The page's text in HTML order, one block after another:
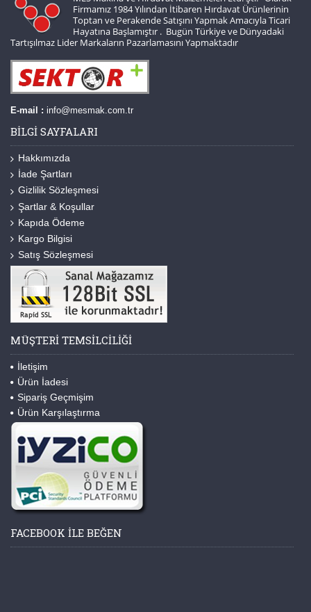
Firmamız 1984 Yılından İtibaren Hırdavat Ürünlerinin
Toptan ve Perakende Satışını Yapmak Amacıyla Ticari
Hayatına Başlamıştır . Bugün Türkiye ve Dünyadaki
Tartışılmaz Lider Markaların Pazarlamasını Yapmaktadır
E-mail : info@mesmak.com.tr
BILGI SAYFALARI
Hakkımızda
İade Şartları
Gizlilik Sözleşmesi
Şartlar & Koşullar
Kapıda Ödeme
Kargo Bilgisi
Satış Sözleşmesi
MÜŞTERI TEMSILCILIĞI
İletişim
Ürün İadesi
Sipariş Geçmişim
Ürün Karşılaştırma
FACEBOOK ILE BEĞEN